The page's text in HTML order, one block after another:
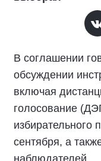
В соглашении
обсуждении
включая
голосование
избирательного
сентября, а
наблюдателей.